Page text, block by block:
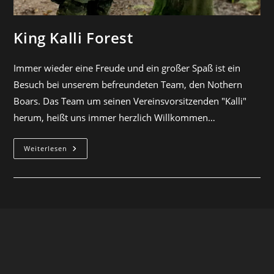
King Kalli Forest
Immer wieder eine Freude und ein großer Spaß ist ein
Besuch bei unserem befreundeten Team, den Nothern
Boars. Das Team um seinen Vereinsvorsitzenden "Kalli"
herum, heißt uns immer herzlich Willkommen…
Weiterlesen